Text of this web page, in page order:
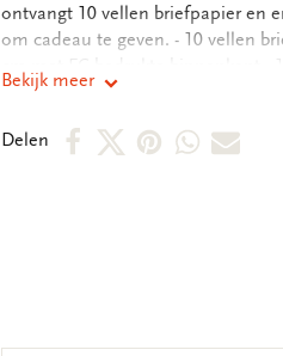
ontvangt 10 vellen briefpapier en
om cadeau te geven. - 10 vellen
cm met FC bedrukte binnenkant -
kartonnen opbergmap, -
Bekijk meer
Delen
DeelDeelDeelDeelDeel